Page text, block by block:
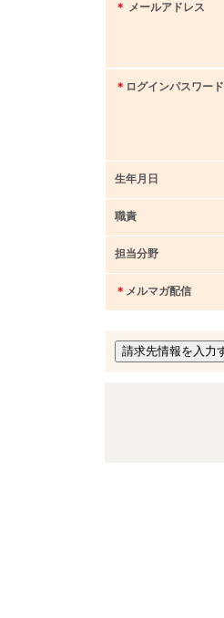
＊ メールアドレス
＊ ログインパスワード
生年月日
職責
担当分野
＊ メルマガ配信